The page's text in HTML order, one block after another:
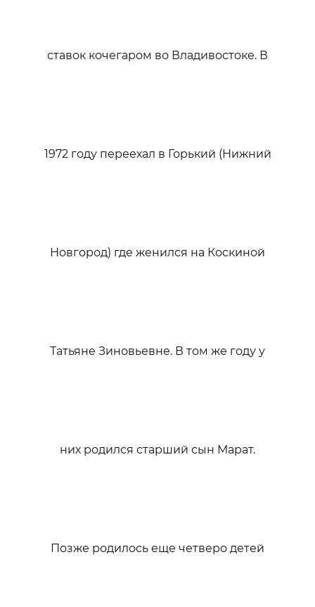
ставок кочегаром во Владивостоке. В
1972 году переехал в Горький (Нижний
Новгород) где женился на Коскиной
Татьяне Зиновьевне. В том же году у
них родился старший сын Марат.
Позже родилось еще четверо детей